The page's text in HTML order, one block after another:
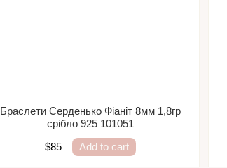
Браслети Серденько Фіаніт 8мм 1,8гр
срібло 925 101051
$85
Add to cart